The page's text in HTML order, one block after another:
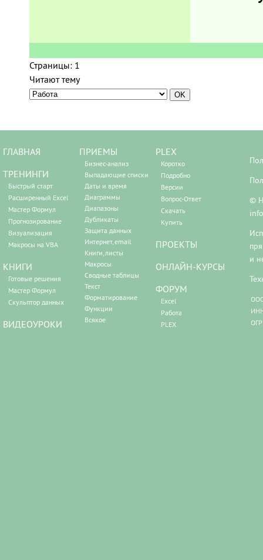
Страницы: 1
Читают тему
ГЛАВНАЯ
ТРЕНИНГИ
Быстрый старт
Расширенный Excel
Мастер Формул
Прогнозирование
Визуализация
Макросы на VBA
КНИГИ
Готовые решения
Мастер Формул
Скульптор данных
ВИДЕОУРОКИ
ПРИЕМЫ
Бизнес-анализ
Выпадающие списки
Даты и время
Диаграммы
Диапазоны
Дубликаты
Защита данных
Интернет, email
Книги, листы
Макросы
Сводные таблицы
Текст
Форматирование
Функции
Всякое
PLEX
Коротко
Подробно
Версии
Вопрос-Ответ
Скачать
Купить
ПРОЕКТЫ
ОНЛАЙН-КУРСЫ
ФОРУМ
Excel
Работа
PLEX
©
и